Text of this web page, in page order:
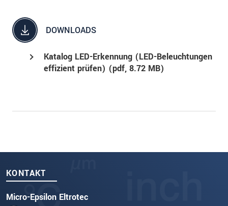
DOWNLOADS
Katalog LED-Erkennung (LED-Beleuchtungen
effizient prüfen) (pdf, 8.72 MB)
KONTAKT
Micro-Epsilon Eltrotec